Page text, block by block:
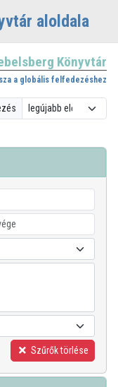
aloldala
Könyvtár
a globális felfedezéshez
Szűrők törlése